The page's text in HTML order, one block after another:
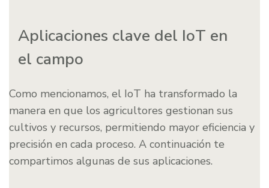
Aplicaciones clave del IoT en
el campo
Como mencionamos, el IoT ha transformado la
manera en que los agricultores gestionan sus
cultivos y recursos, permitiendo mayor eficiencia y
precisión en cada proceso. A continuación te
compartimos algunas de sus aplicaciones.